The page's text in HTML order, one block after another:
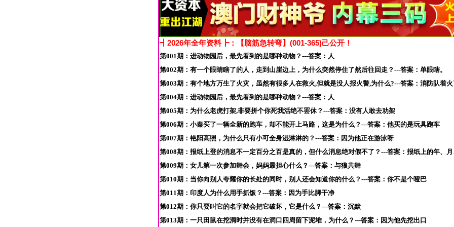
┫2026年全年资料┣：【脑筋急转弯】(001-365)己公开！
第001期：进动物园后，最先看到的是哪种动物？---答案：人
第002期：有一个眼睛瞎了的人，走到山崖边上，为什么突然停住了然后往回走？---答案：单眼瞎。
第003期：有个地方万生了火灾，虽然有很多人在救火,但就是没人报火警,为什么?---答案：消防队着
第004期：进动物园后，最先看到的是哪种动物？---答案：人
第005期：为什么老虎打架,非要拼个你死我活绝不罢休？---答案：没有人敢去劝架
第006期：小秦买了一辆全新的跑车，却不能开上马路，这是为什么？---答案：他买的是玩具跑车
第007期：艳阳高照，为什么只有小可全身湿淋淋的？---答案：因为他正在游泳呀
第008期：报纸上登的消息不一定百分之百是真的，但什么消息绝对假不了？---答案：报纸上的年、
第009期：女儿第一次参加舞会，妈妈最担心什么？---答案：与狼共舞
第010期：当你向别人夸耀你的长处的同时，别人还会知道你的什么？---答案：你不是个哑巴
第011期：印度人为什么用手抓饭？---答案：因为手比脚干净
第012期：你只要叫它的名字就会把它破坏，它是什么？---答案：沉默
第013期：一只田鼠在挖洞时并没有在洞口四周留下泥堆，为什么？---答案：因为他先挖出口